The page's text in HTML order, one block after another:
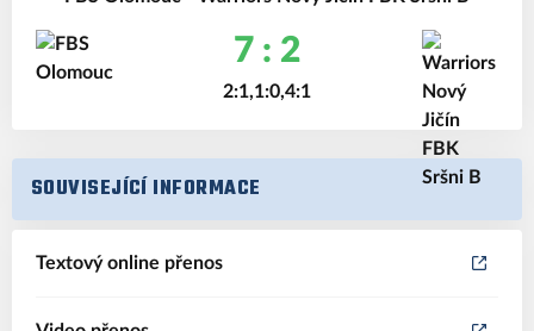
7 : 2
2:1,1:0,4:1
SOUVISEJÍCÍ INFORMACE
Textový online přenos